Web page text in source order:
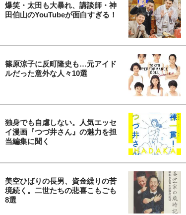
爆笑・太田も大暴れ、講談師・神
田伯山のYouTubeが面白すぎる！
篠原涼子に反町隆史も…元アイド
ルだった意外な人々10選
独身でも自虐しない。人気エッセ
イ漫画『つづ井さん』の魅力を担
当編集に聞く
美空ひばりの長男、資金繰りの苦
境続く。二世たちの悲喜こもごも
8選